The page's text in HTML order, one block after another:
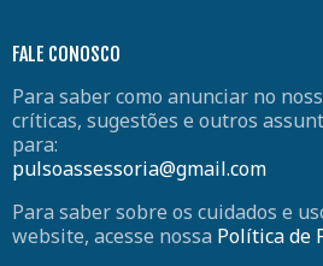
FALE CONOSCO
Para saber como anunciar no
críticas, sugestões e outros
para:
pulsoassessoria@gmail.com
Para saber sobre os cuidados e
website, acesse nossa Política de